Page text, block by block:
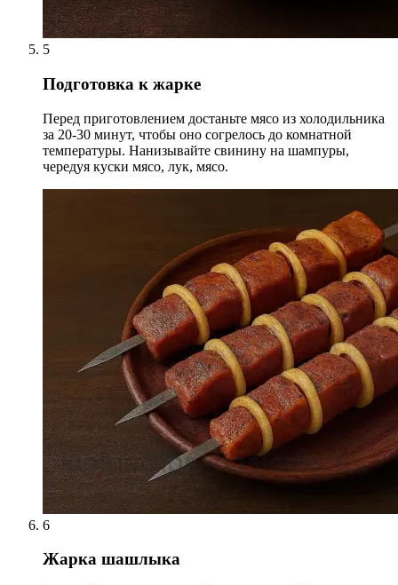
5
Подготовка к жарке
Перед приготовлением достаньте мясо из холодильника
за 20-30 минут, чтобы оно согрелось до комнатной
температуры. Нанизывайте свинину на шампуры,
чередуя куски мясо, лук, мясо.
6
Жарка шашлыка